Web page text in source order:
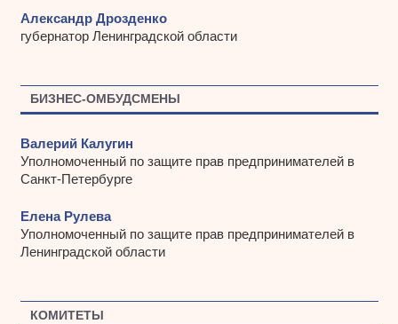
Александр Дрозденко
губернатор Ленинградской области
БИЗНЕС-ОМБУДСМЕНЫ
Валерий Калугин
Уполномоченный по защите прав предпринимателей в
Санкт-Петербурге
Елена Рулева
Уполномоченный по защите прав предпринимателей в
Ленинградской области
КОМИТЕТЫ